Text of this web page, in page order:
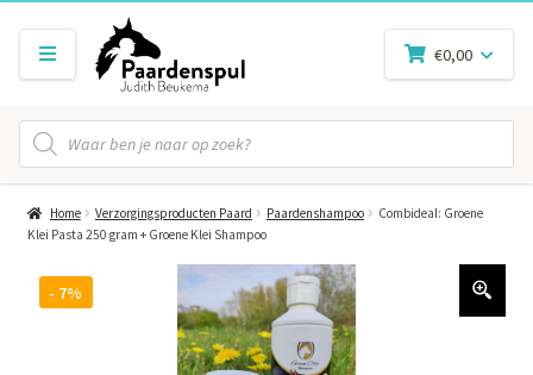
Producten
zoeken
€0,00
Home Verzorgingsproducten Paard Paardenshampoo
Combideal: Groene
Klei Pasta 250 gram + Groene Klei Shampoo
- 7%